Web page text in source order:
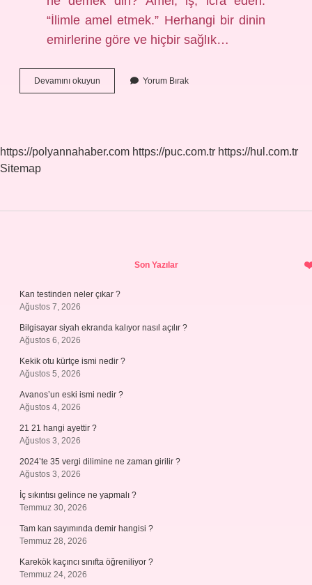
“İlimle amel etmek.” Herhangi bir dinin
emirlerine göre ve hiçbir sağlık…
Devamını okuyun
In
Yorum Bırak
https://polyannahaber.com https://puc.com.tr https://hul.com.tr
Sitemap
Son Yazılar
Kan testinden neler çıkar ?
Ağustos 7, 2026
Bilgisayar siyah ekranda kalıyor nasıl açılır ?
Ağustos 6, 2026
Kekik otu kürtçe ismi nedir ?
Ağustos 5, 2026
Avanos’un eski ismi nedir ?
Ağustos 4, 2026
21 21 hangi ayettir ?
Ağustos 3, 2026
2024’te 35 vergi dilimine ne zaman girilir ?
Ağustos 3, 2026
İç sıkıntısı gelince ne yapmalı ?
Temmuz 30, 2026
Tam kan sayımında demir hangisi ?
Temmuz 28, 2026
Karekök kaçıncı sınıfta öğreniliyor ?
Temmuz 24, 2026